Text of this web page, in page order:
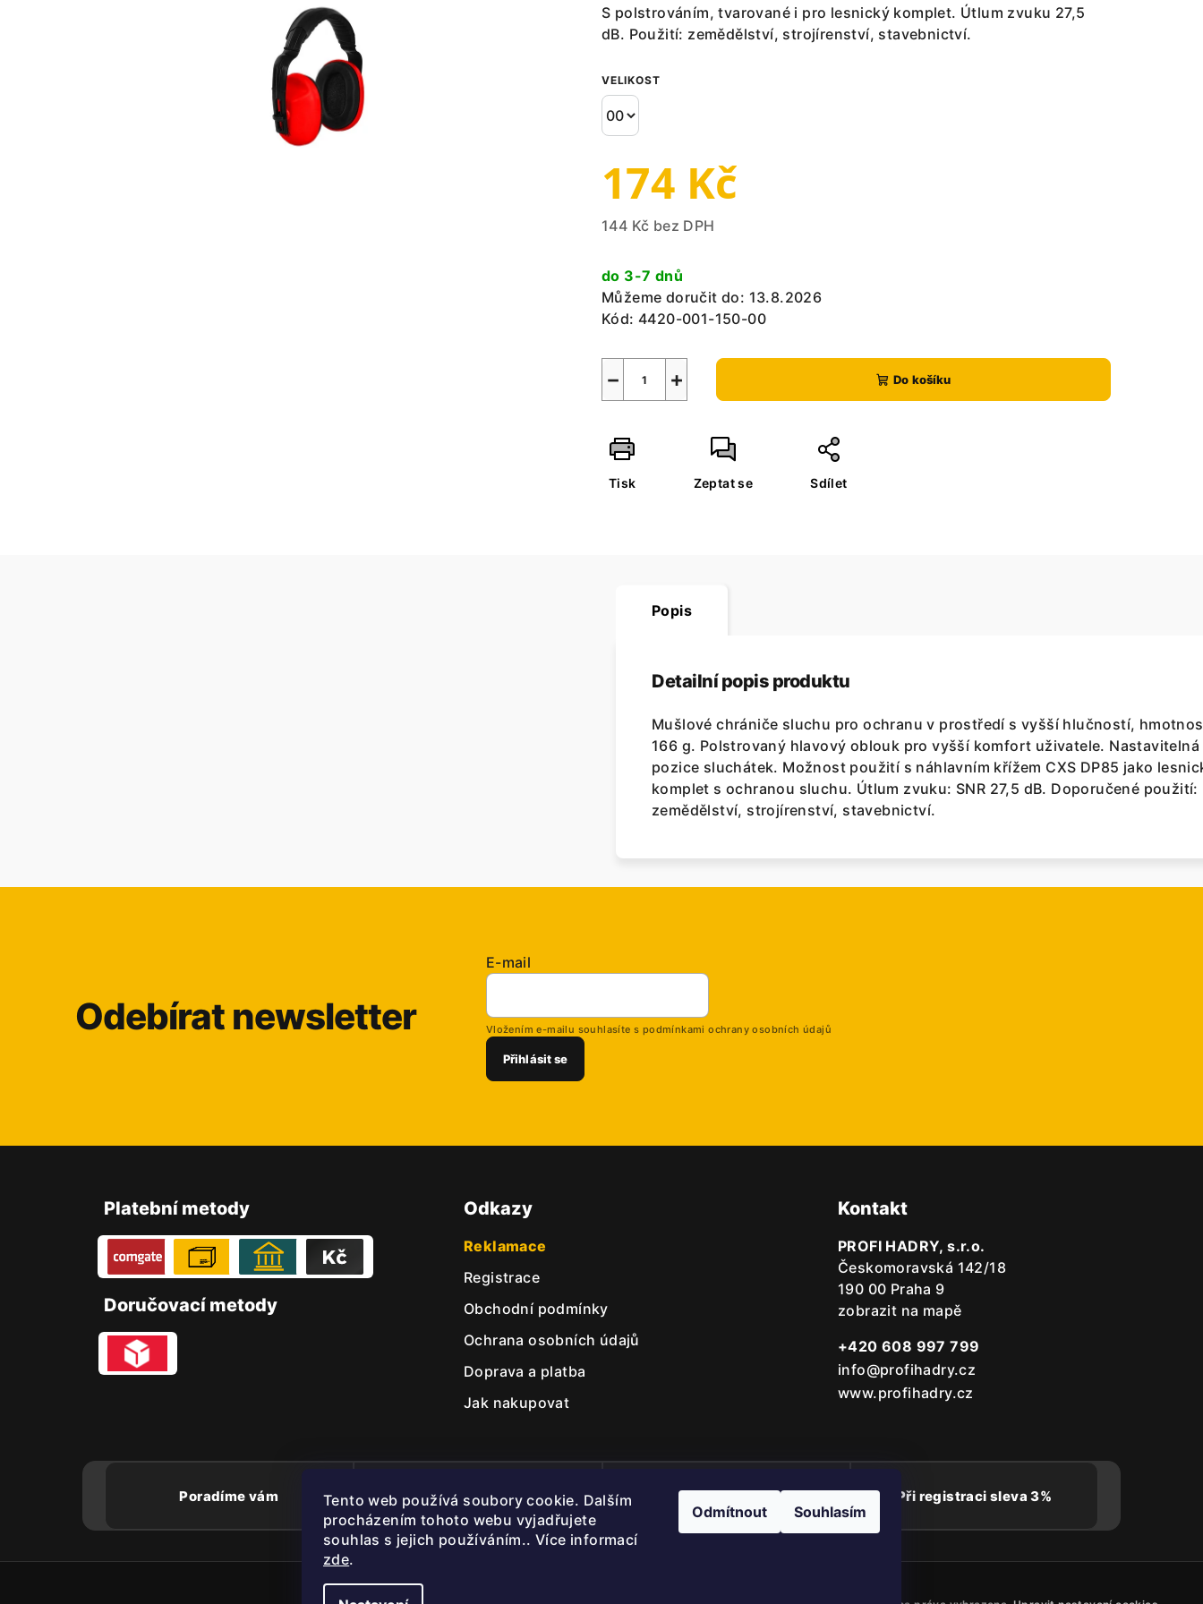
Tento web používá soubory cookie. Dalším
procházením tohoto webu vyjadřujete
souhlas s jejich používáním.. Více informací
zde.
Odmítnout Souhlasím
S polstrováním, tvarované i pro lesnický komplet. Útlum zvuku 27,5
dB. Použití: zemědělství, strojírenství, stavebnictví.
VELIKOST
174 Kč
144 Kč bez DPH
cena:
do 3-7 dnů
Můžeme doručit do: 13.8.2026
Kód: 4420-001-150-00
+
− Do košíku
Tisk Zeptat se Sdílet
Popis
Detailní popis produktu
Mušlové chrániče sluchu pro ochranu v prostředí s vyšší hlučností,
166 g. Polstrovaný hlavový oblouk pro vyšší komfort uživatele. Nastavitelná
pozice sluchátek. Možnost použití s náhlavním křížem CXS DP85 jako
komplet s ochranou sluchu. Útlum zvuku: SNR 27,5 dB. Doporučené použití:
zemědělství, strojírenství, stavebnictví.
Odebírat newsletter
E-mail
Vložením e-mailu souhlasíte s podmínkami ochrany osobních údajů
Přihlásit se
Platební metody
Doručovací metody
Odkazy
Reklamace
Registrace
Obchodní podmínky
Ochrana osobních údajů
Doprava a platba
Jak nakupovat
Kontakt
PROFI HADRY, s.r.o.
Českomoravská 142/18
190 00 Praha 9
zobrazit na mapě
+420 608 997 799
info@profihadry.cz
www.profihadry.cz
Poradíme vám Bezpečný nákup Doprava od 2500 Kč zdarma Při registraci sleva 3%